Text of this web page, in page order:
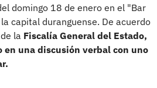
domingo 18 de enero en el "Bar
capital duranguense. De acuerdo
la Fiscalía General del Estado,
en una discusión verbal con uno